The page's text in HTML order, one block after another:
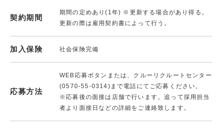
契約期間
期間の定めあり(1年) ※更新する場合があり得る。
更新の際は雇用契約書によって行う。
加入保険 社会保険完備
応募方法
WEB応募ボタンまたは、クルーリクルートセンター
(0570-55-0314)まで電話にてご応募ください。
※応募後の面接は店舗で行います。追って採用担当
者より面接日などの詳細をご連絡致します。